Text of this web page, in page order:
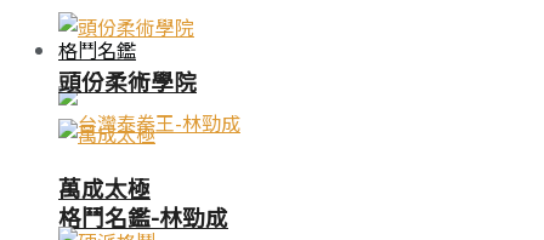
格鬥名鑑
格鬥名鑑-林勁成
頭份柔術學院
萬成太極